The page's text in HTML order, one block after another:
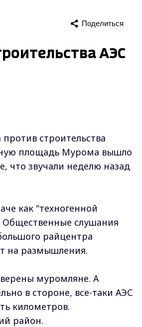
Поделиться
АЭС
строительства
площадь Мурома вышло
что звучали неделю назад
как "техногенной
Общественные слушания
райцентра
на размышления.
муромляне. А
в стороне, все-таки АЭС
километров.
район.